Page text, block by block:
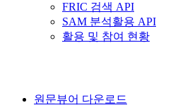
FRIC 검색 API
SAM 분석활용 API
활용 및 참여 현황
원문뷰어 다운로드